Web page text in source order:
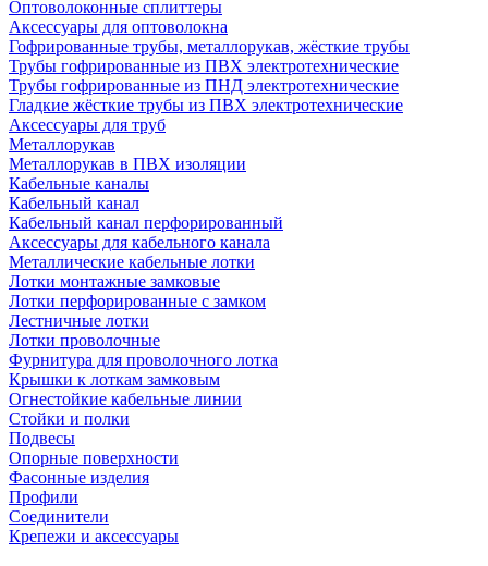
Оптоволоконные сплиттеры
Аксессуары для оптоволокна
Гофрированные трубы, металлорукав, жёсткие трубы
Трубы гофрированные из ПВХ электротехнические
Трубы гофрированные из ПНД электротехнические
Гладкие жёсткие трубы из ПВХ электротехнические
Аксессуары для труб
Металлорукав
Металлорукав в ПВХ изоляции
Кабельные каналы
Кабельный канал
Кабельный канал перфорированный
Аксессуары для кабельного канала
Металлические кабельные лотки
Лотки монтажные замковые
Лотки перфорированные с замком
Лестничные лотки
Лотки проволочные
Фурнитура для проволочного лотка
Крышки к лоткам замковым
Огнестойкие кабельные линии
Стойки и полки
Подвесы
Опорные поверхности
Фасонные изделия
Профили
Соединители
Крепежи и аксессуары